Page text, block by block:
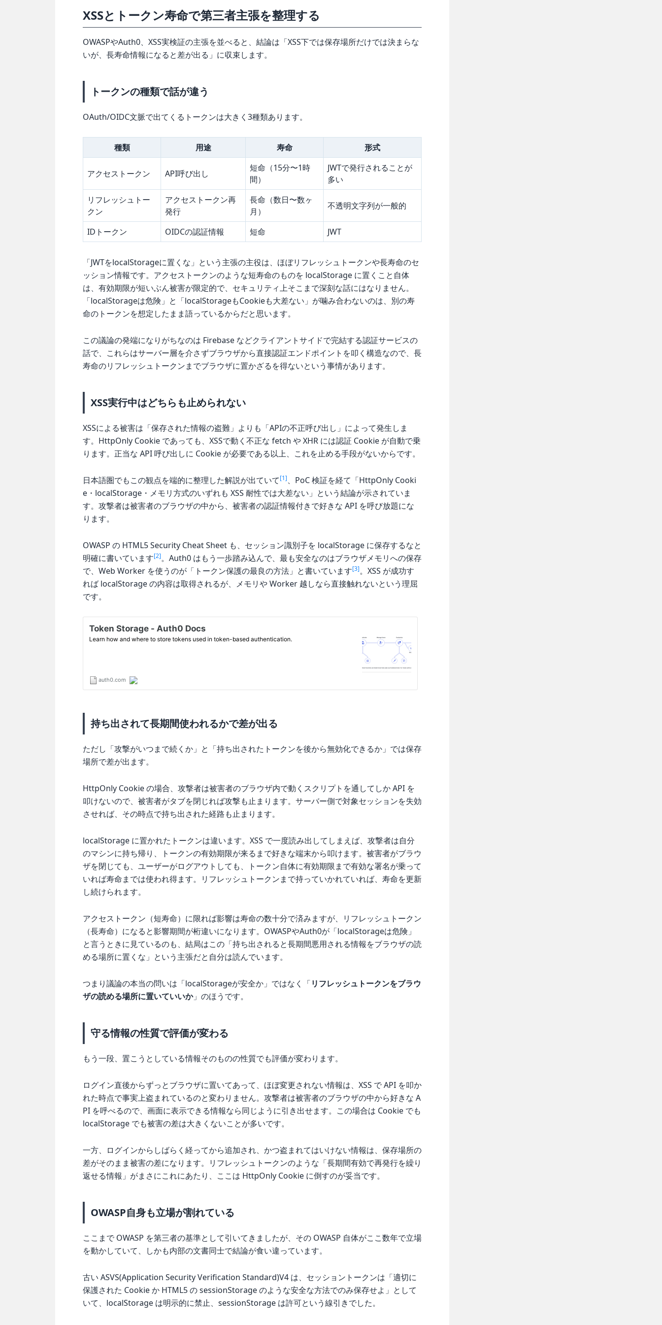
XSSとトークン寿命で第三者主張を整理する
OWASPやAuth0、XSS実検証の主張を並べると、結論は「XSS下では保存場所だけでは決まらな
いが、長寿命情報になると差が出る」に収束します。
トークンの種類で話が違う
OAuth/OIDC文脈で出てくるトークンは大きく3種類あります。
種類 用途 寿命 形式
アクセストークン API呼び出し
短命（15分〜1時
間）
JWTで発行されることが
多い
リフレッシュトー
クン
アクセストークン再
発行
長命（数日〜数ヶ
月）
不透明文字列が一般的
IDトークン OIDCの認証情報 短命 JWT
「JWTをlocalStorageに置くな」という主張の主役は、ほぼリフレッシュトークンや長寿命のセ
ッション情報です。アクセストークンのような短寿命のものを localStorage に置くこと自体
は、有効期限が短いぶん被害が限定的で、セキュリティ上そこまで深刻な話にはなりません。
「localStorageは危険」と「localStorageもCookieも大差ない」が噛み合わないのは、別の寿
命のトークンを想定したまま語っているからだと思います。
この議論の発端になりがちなのは Firebase などクライアントサイドで完結する認証サービスの
話で、これらはサーバー層を介さずブラウザから直接認証エンドポイントを叩く構造なので、長
寿命のリフレッシュトークンまでブラウザに置かざるを得ないという事情があります。
XSS実行中はどちらも止められない
XSSによる被害は「保存された情報の盗難」よりも「APIの不正呼び出し」によって発生しま
す。HttpOnly Cookie であっても、XSSで動く不正な fetch や XHR には認証 Cookie が自動で乗
ります。正当な API 呼び出しに Cookie が必要である以上、これを止める手段がないからです。
日本語圏でもこの観点を端的に整理した解説が出ていて[1]、PoC 検証を経て「HttpOnly Cooki
e・localStorage・メモリ方式のいずれも XSS 耐性では大差ない」という結論が示されていま
す。攻撃者は被害者のブラウザの中から、被害者の認証情報付きで好きな API を呼び放題にな
ります。
OWASP の HTML5 Security Cheat Sheet も、セッション識別子を localStorage に保存するなと
明確に書いています[2]。Auth0 はもう一歩踏み込んで、最も安全なのはブラウザメモリへの保存
で、Web Worker を使うのが「トークン保護の最良の方法」と書いています[3]。XSS が成功す
れば localStorage の内容は取得されるが、メモリや Worker 越しなら直接触れないという理屈
です。
持ち出されて長期間使われるかで差が出る
ただし「攻撃がいつまで続くか」と「持ち出されたトークンを後から無効化できるか」では保存
場所で差が出ます。
HttpOnly Cookie の場合、攻撃者は被害者のブラウザ内で動くスクリプトを通してしか API を
叩けないので、被害者がタブを閉じれば攻撃も止まります。サーバー側で対象セッションを失効
させれば、その時点で持ち出された経路も止まります。
localStorage に置かれたトークンは違います。XSS で一度読み出してしまえば、攻撃者は自分
のマシンに持ち帰り、トークンの有効期限が来るまで好きな端末から叩けます。被害者がブラウ
ザを閉じても、ユーザーがログアウトしても、トークン自体に有効期限まで有効な署名が乗って
いれば寿命までは使われ得ます。リフレッシュトークンまで持っていかれていれば、寿命を更新
し続けられます。
アクセストークン（短寿命）に限れば影響は寿命の数十分で済みますが、リフレッシュトークン
（長寿命）になると影響期間が桁違いになります。OWASPやAuth0が「localStorageは危険」
と言うときに見ているのも、結局はこの「持ち出されると長期間悪用される情報をブラウザの読
める場所に置くな」という主張だと自分は読んでいます。
つまり議論の本当の問いは「localStorageが安全か」ではなく「リフレッシュトークンをブラウ
ザの読める場所に置いていいか」のほうです。
守る情報の性質で評価が変わる
もう一段、置こうとしている情報そのものの性質でも評価が変わります。
ログイン直後からずっとブラウザに置いてあって、ほぼ変更されない情報は、XSS で API を叩か
れた時点で事実上盗まれているのと変わりません。攻撃者は被害者のブラウザの中から好きな A
PI を呼べるので、画面に表示できる情報なら同じように引き出せます。この場合は Cookie でも
localStorage でも被害の差は大きくないことが多いです。
一方、ログインからしばらく経ってから追加され、かつ盗まれてはいけない情報は、保存場所の
差がそのまま被害の差になります。リフレッシュトークンのような「長期間有効で再発行を繰り
返せる情報」がまさにこれにあたり、ここは HttpOnly Cookie に倒すのが妥当です。
OWASP自身も立場が割れている
ここまで OWASP を第三者の基準として引いてきましたが、その OWASP 自体がここ数年で立場
を動かしていて、しかも内部の文書同士で結論が食い違っています。
古い ASVS(Application Security Verification Standard)V4 は、セッショントークンは「適切に
保護された Cookie か HTML5 の sessionStorage のような安全な方法でのみ保存せよ」として
いて、localStorage は明示的に禁止、sessionStorage は許可という線引きでした。